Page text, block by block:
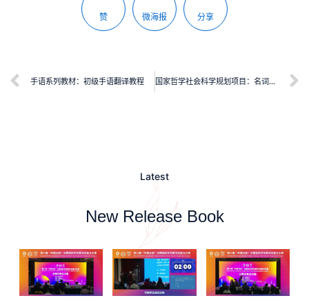
赞 微海报 分享
手语系列教材：初级手语翻译教程 国家哲学社会科学规划项目：名词化动态整合研究
Latest
New Release Book